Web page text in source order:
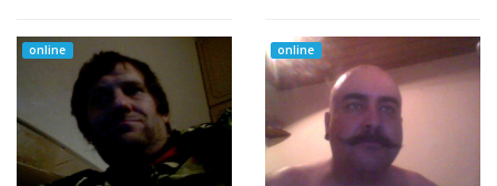
online online